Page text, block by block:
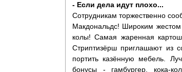
- Если дела идут плохо...
Сотрудникам торжественно
Макдональдс! Широким жестом
колы! Самая жаренная
Стриптизёрш приглашают из
портить казённую мебель.
бонусы - гамбургер, кока-